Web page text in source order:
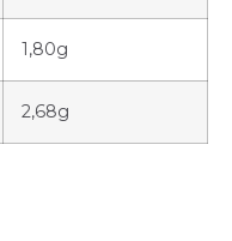
1,80g
2,68g